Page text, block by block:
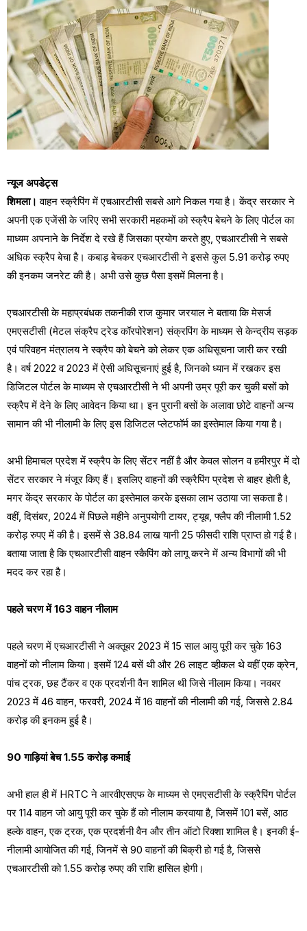
न्यूज अपडेट्स
शिमला।वाहन स्क्रैपिंग में एचआरटीसी सबसे आगे निकल गया है। केंद्र सरकार ने
अपनी एक एजेंसी के जरिए सभी सरकारी महकमों को स्क्रैप बेचने के लिए पोर्टल का
माध्यम अपनाने के निर्देश दे रखे हैं जिसका प्रयोग करते हुए, एचआरटीसी ने सबसे
अधिक स्क्रैप बेचा है। कबाड़ बेचकर एचआरटीसी ने इससे कुल 5.91 करोड़ रुपए
की इनकम जनरेट की है। अभी उसे कुछ पैसा इसमें मिलना है।
एचआरटीसी के महाप्रबंधक तकनीकी राज कुमार जरयाल ने बताया कि मेसर्ज
एमएसटीसी (मेटल संक्रैप ट्रेड कॉरपोरेशन) संक्रपिंग के माध्यम से केन्द्रीय सड़क
एवं परिवहन मंत्रालय ने स्क्रैप को बेचने को लेकर एक अधिसूचना जारी कर रखी
है। वर्ष 2022 व 2023 में ऐसी अधिसूचनाएं हुई है, जिनको ध्यान में रखकर इस
डिजिटल पोर्टल के माध्यम से एचआरटीसी ने भी अपनी उम्र पूरी कर चुकी बसों को
स्क्रैप में देने के लिए आवेदन किया था। इन पुरानी बसों के अलावा छोटे वाहनों अन्य
सामान की भी नीलामी के लिए इस डिजिटल प्लेटफॉर्म का इस्तेमाल किया गया है।
अभी हिमाचल प्रदेश में स्क्रैप के लिए सेंटर नहीं है और केवल सोलन व हमीरपुर में दो
सेंटर सरकार ने मंजूर किए हैं। इसलिए वाहनों की स्क्रैपिंग प्रदेश से बाहर होती है,
मगर केंद्र सरकार के पोर्टल का इस्तेमाल करके इसका लाभ उठाया जा सकता है।
वहीं, दिसंबर, 2024 में पिछले महीने अनुपयोगी टायर, ट्यूब, फ्लैप की नीलामी 1.52
करोड़ रुपए में की है। इसमें से 38.84 लाख यानी 25 फीसदी राशि प्राप्त हो गई है।
बताया जाता है कि एचआरटीसी वाहन स्कैपिंग को लागू करने में अन्य विभागों की भी
मदद कर रहा है।
पहले चरण में 163 वाहन नीलाम
पहले चरण में एचआरटीसी ने अक्तूबर 2023 में 15 साल आयु पूरी कर चुके 163
वाहनों को नीलाम किया। इसमें 124 बसें थी और 26 लाइट व्हीकल थे वहीं एक क्रेन,
पांच ट्रक, छह टैंकर व एक प्रदर्शनी वैन शामिल थी जिसे नीलाम किया। नवबर
2023 में 46 वाहन, फरवरी, 2024 में 16 वाहनों की नीलामी की गई, जिससे 2.84
करोड़ की इनकम हुई है।
90 गाड़ियां बेच 1.55 करोड़ कमाई
अभी हाल ही में HRTC ने आरवीएसएफ के माध्यम से एमएसटीसी के स्क्रैपिंग पोर्टल
पर 114 वाहन जो आयु पूरी कर चुके हैं को नीलाम करवाया है, जिसमें 101 बसें, आठ
हल्के वाहन, एक ट्रक, एक प्रदर्शनी वैन और तीन ऑटो रिक्शा शामिल है। इनकी ई-
नीलामी आयोजित की गई, जिनमें से 90 वाहनों की बिक्री हो गई है, जिससे
एचआरटीसी को 1.55 करोड़ रुपए की राशि हासिल होगी।